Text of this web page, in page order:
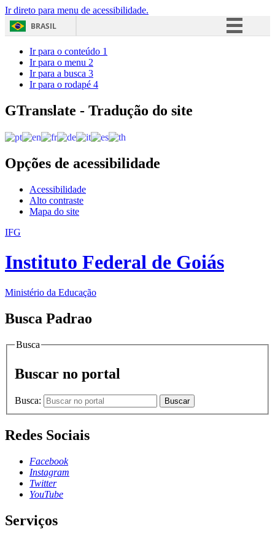
Ir direto para menu de acessibilidade.
BRASIL
Acesso à informação
Ir para o conteúdo 1
Ir para o menu 2
Ir para a busca 3
Ir para o rodapé 4
GTranslate - Tradução do site
Opções de acessibilidade
Acessibilidade
Alto contraste
Mapa do site
IFG
Instituto Federal de Goiás
Ministério da Educação
Busca Padrao
Busca
Buscar no portal
Busca: Buscar
Redes Sociais
Facebook
Instagram
Twitter
YouTube
Serviços